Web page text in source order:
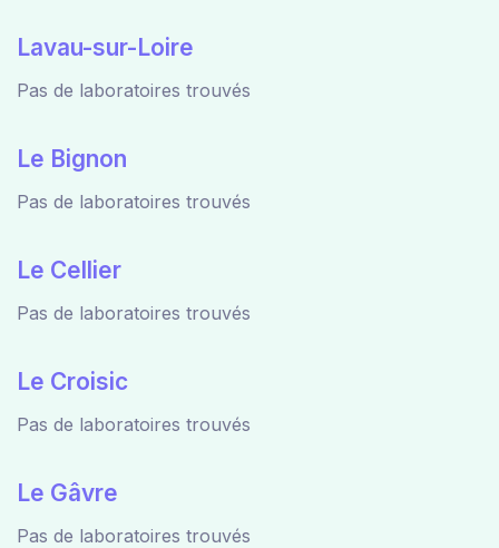
Lavau-sur-Loire
Pas de laboratoires trouvés
Le Bignon
Pas de laboratoires trouvés
Le Cellier
Pas de laboratoires trouvés
Le Croisic
Pas de laboratoires trouvés
Le Gâvre
Pas de laboratoires trouvés